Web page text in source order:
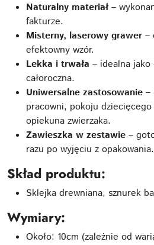
Naturalny materiał–
fakturze.
Misterny, laserowy grawer –
efektowny wzór.
Lekka i trwała – idealna jako
całoroczna.
Uniwersalne zastosowanie –
pracowni, pokoju
opiekuna zwierzaka.
Zawieszka w zestawie –
razu po wyjęciu z opakowania.
Skład produktu:
Sklejka drewniana, sznurek
Wymiary:
Około: 10cm (zależnie od